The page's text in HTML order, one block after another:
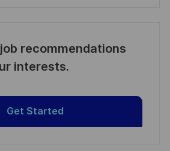
recommendations
interests.
Get Started